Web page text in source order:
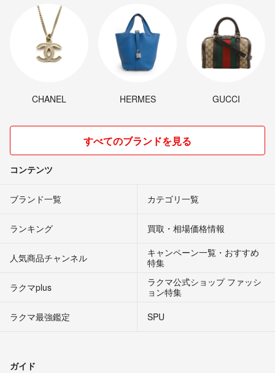
CHANEL HERMES GUCCI
すべてのブランドを見る
コンテンツ
ブランド一覧 カテゴリ一覧
ランキング 買取・相場価格情報
人気商品チャンネル
キャンペーン一覧・おすすめ
特集
ラクマplus
ラクマ公式ショップ ファッシ
ョン特集
ラクマ最強鑑定
SPU
ガイド